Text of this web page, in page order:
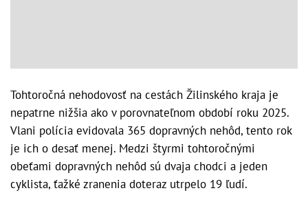
Tohtoročná nehodovosť na cestách Žilinského kraja je
nepatrne nižšia ako v porovnateľnom období roku 2025.
Vlani polícia evidovala 365 dopravných nehôd, tento rok
je ich o desať menej. Medzi štyrmi tohtoročnými
obeťami dopravných nehôd sú dvaja chodci a jeden
cyklista, ťažké zranenia doteraz utrpelo 19 ľudí.